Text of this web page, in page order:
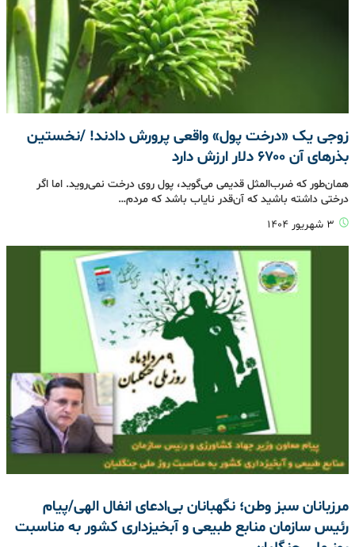
زوجی یک «درخت پول» واقعی پرورش دادند! /نخستین
بذرهای آن ۶۷۰۰ دلار ارزش دارد
همان‌طور که ضرب‌المثل قدیمی می‌گوید، پول روی درخت نمی‌روید. اما اگر
درختی داشته باشید که آن‌قدر نایاب باشد که مردم…
مرزبانان سبز وطن؛ نگهبانان بی‌ادعای انفال الهی/پیام
رئیس سازمان منابع طبیعی و آبخیزداری کشور به مناسبت